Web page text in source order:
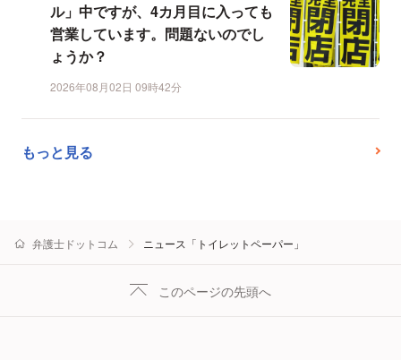
ル」中ですが、4カ月目に入っても
営業しています。問題ないのでし
ょうか？
2026年08月02日 09時42分
もっと見る
弁護士ドットコム ニュース「トイレットペーパー」
このページの先頭へ